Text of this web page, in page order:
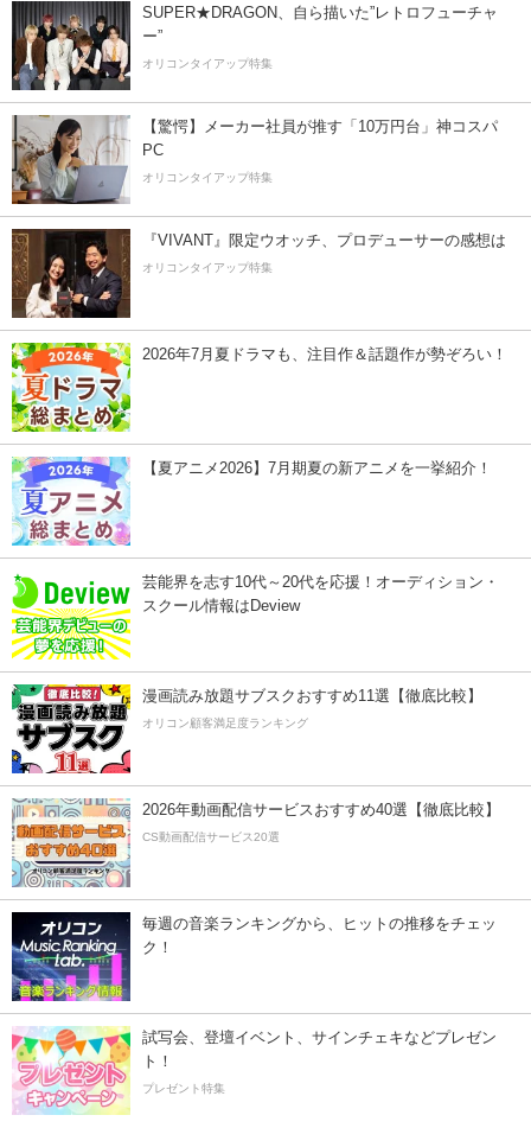
SUPER★DRAGON、自ら描いた”レトロフューチャ
ー”
オリコンタイアップ特集
【驚愕】メーカー社員が推す「10万円台」神コスパ
PC
オリコンタイアップ特集
『VIVANT』限定ウオッチ、プロデューサーの感想は
オリコンタイアップ特集
2026年7月夏ドラマも、注目作＆話題作が勢ぞろい！
【夏アニメ2026】7月期夏の新アニメを一挙紹介！
芸能界を志す10代～20代を応援！オーディション・
スクール情報はDeview
漫画読み放題サブスクおすすめ11選【徹底比較】
オリコン顧客満足度ランキング
2026年動画配信サービスおすすめ40選【徹底比較】
CS動画配信サービス20選
毎週の音楽ランキングから、ヒットの推移をチェッ
ク！
試写会、登壇イベント、サインチェキなどプレゼン
ト！
プレゼント特集